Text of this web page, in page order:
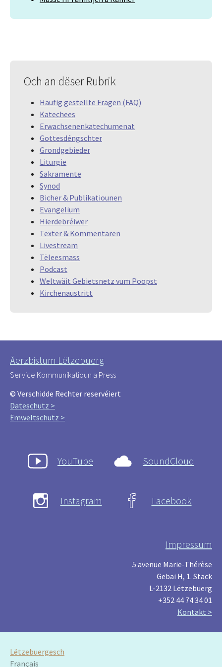
Och an dëser Rubrik
Häufig gestellte Fragen (FAQ)
Katechees
Erwachsenenkatechumenat
Gottesdéngschter
Grondgebieder
Liturgie
Sakramente
Synod
Bicher & Publikatiounen
Evangelium
Hierdebréiwer
Texter & Kommentaren
Livestream
Tëleesmass
Podcast
Weltwäit Gebietsnetz vum Poopst
Kirchenaustritt
Äerzbistum Lëtzebuerg
Service Kommunikatioun a Press
© Verschidde Rechter reservéiert
Dateschutz >
Ëmweltschutz >
YouTube SoundCloud
Instagram Facebook
Impressum
5 avenue Marie-Thérèse
Gebai H, 1. Stack
L-2132 Lëtzebuerg
+352 44 74 34 01
Kontakt >
Lëtzebuergesch
Français